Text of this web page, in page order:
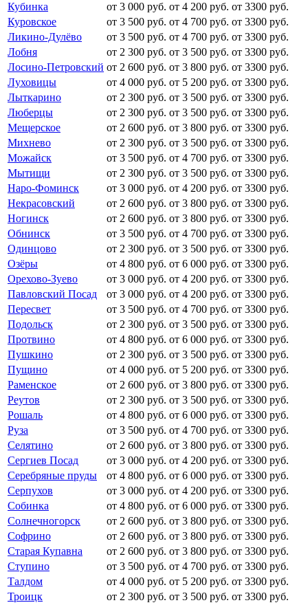
Кубинка
от 3 000 руб. от 4 200 руб. от 3300 руб.
Куровское
от 3 500 руб. от 4 700 руб. от 3300 руб.
Ликино-Дулёво
от 3 500 руб. от 4 700 руб. от 3300 руб.
Лобня
от 2 300 руб. от 3 500 руб. от 3300 руб.
Лосино-Петровский от 2 600 руб. от 3 800 руб. от 3300 руб.
Луховицы
от 4 000 руб. от 5 200 руб. от 3300 руб.
Лыткарино
от 2 300 руб. от 3 500 руб. от 3300 руб.
Люберцы
от 2 300 руб. от 3 500 руб. от 3300 руб.
Мещерское
от 2 600 руб. от 3 800 руб. от 3300 руб.
Михнево
от 2 300 руб. от 3 500 руб. от 3300 руб.
Можайск
от 3 500 руб. от 4 700 руб. от 3300 руб.
Мытищи
от 2 300 руб. от 3 500 руб. от 3300 руб.
Наро-Фоминск
от 3 000 руб. от 4 200 руб. от 3300 руб.
Некрасовский
от 2 600 руб. от 3 800 руб. от 3300 руб.
Ногинск
от 2 600 руб. от 3 800 руб. от 3300 руб.
Обнинск
от 3 500 руб. от 4 700 руб. от 3300 руб.
Одинцово
от 2 300 руб. от 3 500 руб. от 3300 руб.
Озёры
от 4 800 руб. от 6 000 руб. от 3300 руб.
Орехово-Зуево
от 3 000 руб. от 4 200 руб. от 3300 руб.
Павловский Посад
от 3 000 руб. от 4 200 руб. от 3300 руб.
Пересвет
от 3 500 руб. от 4 700 руб. от 3300 руб.
Подольск
от 2 300 руб. от 3 500 руб. от 3300 руб.
Протвино
от 4 800 руб. от 6 000 руб. от 3300 руб.
Пушкино
от 2 300 руб. от 3 500 руб. от 3300 руб.
Пущино
от 4 000 руб. от 5 200 руб. от 3300 руб.
Раменское
от 2 600 руб. от 3 800 руб. от 3300 руб.
Реутов
от 2 300 руб. от 3 500 руб. от 3300 руб.
Рошаль
от 4 800 руб. от 6 000 руб. от 3300 руб.
Руза
от 3 500 руб. от 4 700 руб. от 3300 руб.
Селятино
от 2 600 руб. от 3 800 руб. от 3300 руб.
Сергиев Посад
от 3 000 руб. от 4 200 руб. от 3300 руб.
Серебряные пруды
от 4 800 руб. от 6 000 руб. от 3300 руб.
Серпухов
от 3 000 руб. от 4 200 руб. от 3300 руб.
Собинка
от 4 800 руб. от 6 000 руб. от 3300 руб.
Солнечногорск
от 2 600 руб. от 3 800 руб. от 3300 руб.
Софрино
от 2 600 руб. от 3 800 руб. от 3300 руб.
Старая Купавна
от 2 600 руб. от 3 800 руб. от 3300 руб.
Ступино
от 3 500 руб. от 4 700 руб. от 3300 руб.
Талдом
от 4 000 руб. от 5 200 руб. от 3300 руб.
Троицк
от 2 300 руб. от 3 500 руб. от 3300 руб.